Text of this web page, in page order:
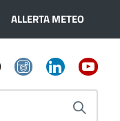
ALLERTA METEO